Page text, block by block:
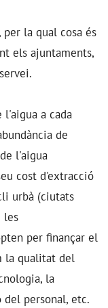
la qual cosa és
els ajuntaments,
a cada
de
l'aigua
cost d'extracció
urbà (ciutats
les
per finançar el
la qualitat del
la
personal, etc.